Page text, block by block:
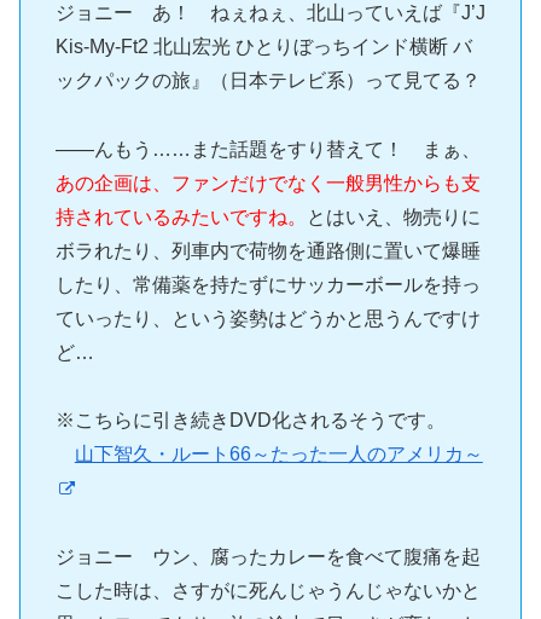
ジョニー あ！ ねぇねぇ、北山っていえば『J’J
Kis-My-Ft2 北山宏光 ひとりぼっちインド横断 バ
ックパックの旅』（日本テレビ系）って見てる？
――んもう……また話題をすり替えて！ まぁ、
あの企画は、ファンだけでなく一般男性からも支
持されているみたいですね。
とはいえ、物売りに
ボラれたり、列車内で荷物を通路側に置いて爆睡
したり、常備薬を持たずにサッカーボールを持っ
ていったり、という姿勢はどうかと思うんですけ
ど…
※こちらに引き続きDVD化されるそうです。
山下智久・ルート66～たった一人のアメリカ～
ジョニー ウン、腐ったカレーを食べて腹痛を起
こした時は、さすがに死んじゃうんじゃないかと